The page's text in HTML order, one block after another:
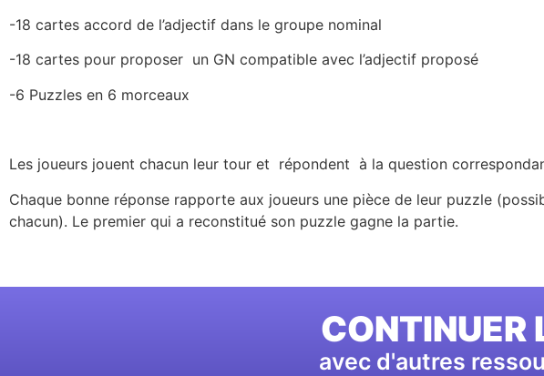
-18 cartes accord de l’adjectif dans le groupe nominal
-18 cartes pour proposer un GN compatible avec l’adjectif proposé
-6 Puzzles en 6 morceaux
Les joueurs jouent chacun leur tour et répondent à la question
Chaque bonne réponse rapporte aux joueurs une pièce de leur puzzle
chacun). Le premier qui a reconstitué son puzzle gagne la partie.
CONTINUER
avec d'autres